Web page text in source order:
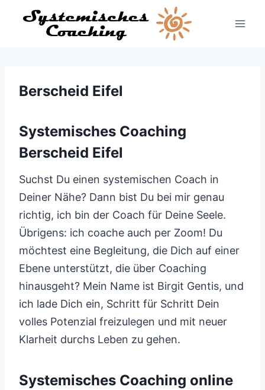
Inhalt
Berscheid Eifel
Systemisches Coaching
Berscheid Eifel
Suchst Du einen systemischen Coach in
Deiner Nähe? Dann bist Du bei mir genau
richtig, ich bin der Coach für Deine Seele.
Übrigens: ich coache auch per Zoom! Du
möchtest eine Begleitung, die Dich auf einer
Ebene unterstützt, die über Coaching
hinausgeht? Mein Name ist Birgit Gentis, und
ich lade Dich ein, Schritt für Schritt Dein
volles Potenzial freizulegen und mit neuer
Klarheit durchs Leben zu gehen.
Systemisches Coaching online